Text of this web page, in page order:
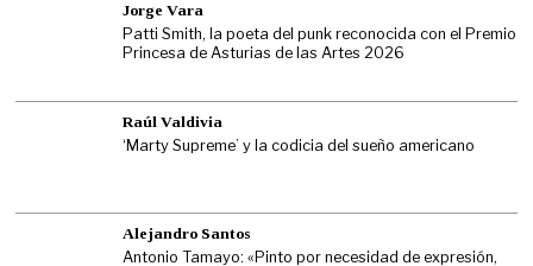
Jorge Vara
Patti Smith, la poeta del punk reconocida con el Premio
Princesa de Asturias de las Artes 2026
Raúl Valdivia
‘Marty Supreme’ y la codicia del sueño americano
Alejandro Santos
Antonio Tamayo: «Pinto por necesidad de expresión,